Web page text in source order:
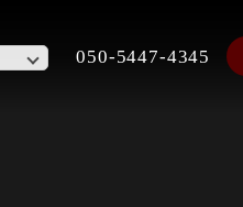
050-5447-4345